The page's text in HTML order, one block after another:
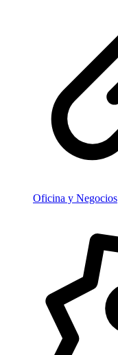
Oficina y Negocios